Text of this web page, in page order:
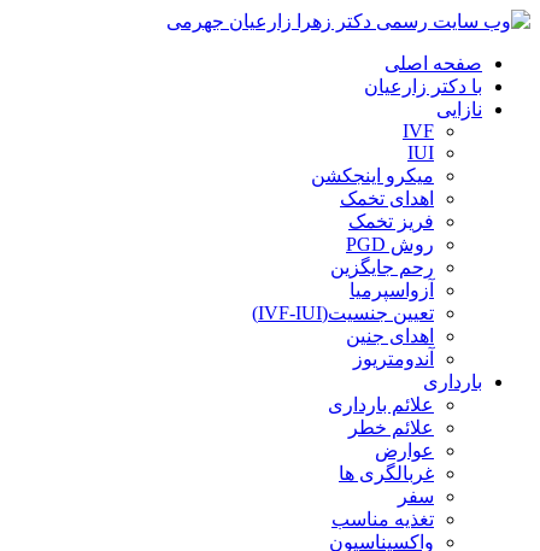
صفحه اصلی
با دکتر زارعیان
نازایی
IVF
IUI
میکرو اینجکشن
اهدای تخمک
فریز تخمک
روش PGD
رحم جایگزین
آزواسپرمیا
تعیین جنسیت(IVF-IUI)
اهدای جنین
آندومتریوز
بارداری
علائم بارداری
علائم خطر
عوارض
غربالگری ها
سفر
تغذیه مناسب
واکسیناسیون